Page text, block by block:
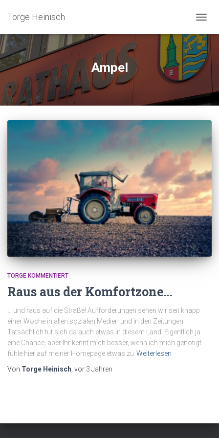
Torge Heinisch
Ampel
TORGE KOMMENTIERT
Raus aus der Komfortzone…
… und raus auf die Straße! Aufforderungen sehen wir seit knapp
einer Woche in allen sozialen Medien und in den Zeitungen.
Tatsächlich tut sich da auch etwas in diesem Land. Eigentlich ja
eine Chance, aber Ihr kennt mich besser, wenn ich mich genötigt
fühle hier auf meiner Homepage etwas zu Weiterlesen
Von Torge Heinisch , vor 3 Jahren